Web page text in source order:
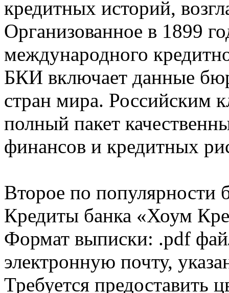
кредитных историй,
Организованное в 1899
международного
БКИ включает данные
стран мира. Российским
полный пакет
финансов и кредитных
Второе по популярности
Кредиты банка «Хоум
Формат выписки: .pdf
электронную почту,
Требуется предоставить